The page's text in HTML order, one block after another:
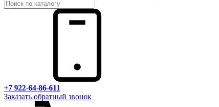
+7 922-64-86-611
Заказать обратный звонок